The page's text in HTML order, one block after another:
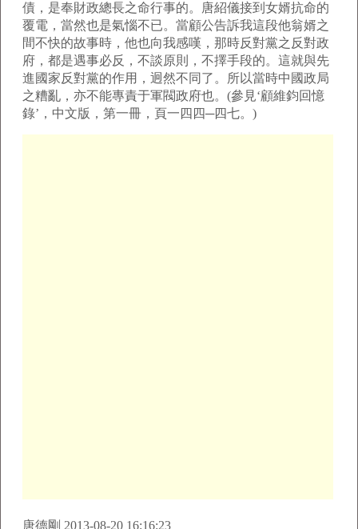
債，是奉財政總長之命行事的。唐紹儀接到女婿抗命的
覆電，當然也是氣惱不已。當顧公告訴我這段他翁婿之
間不快的故事時，他也向我感嘆，那時反對黨之反對政
府，都是遇事必反，不談原則，不擇手段的。這就與先
進國家反對黨的作用，迥然不同了。所以當時中國政局
之糟亂，亦不能專責于軍閥政府也。(參見‘顧維鈞回憶
錄’，中文版，第一冊，頁一四四─四七。)
唐德剛 2013-08-20 16:16:23